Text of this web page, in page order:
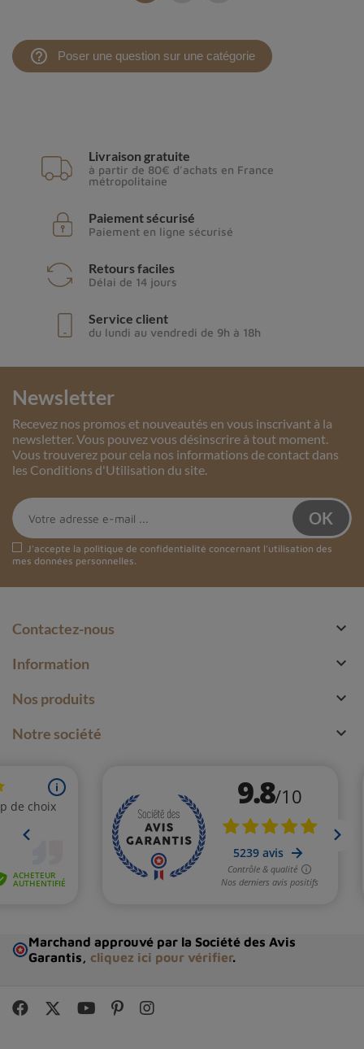
help_outline Poser une question sur une catégorie
Livraison gratuite
à partir de 80€ d'achats en France
métropolitaine
Paiement sécurisé
Paiement en ligne sécurisé
Retours faciles
Délai de 14 jours
Service client
du lundi au vendredi de 9h à 18h
Newsletter
Recevez nos promos et nouveautés en vous inscrivant à la
newsletter. Vous pouvez vous désinscrire à tout moment.
Vous trouverez pour cela nos informations de contact dans
les Conditions d'Utilisation du site.
J'accepte la politique de confidentialité concernant l'utilisation des
mes données personnelles.
Contactez-nous 
Information 
Nos produits 
Notre société 
Marchand approuvé par la Société des Avis
Garantis, cliquez ici pour vérifier.